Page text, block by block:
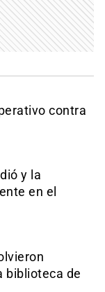
contra
y la
en el
biblioteca de